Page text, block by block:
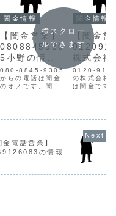
闇金情報
【闇金営業】
0808845930
5小野の情報
【迷惑電話】
080-8845-9305
からの電話は闇金
のオノです。闇金
して要求してくる
ヤミ金です。貸金
業登録もなく、信
ん。取り立て時は
闇金情報
【闇金営
株式会社
コの情報
惑電話】
0120-
の株式会社
は闇金です
しまうと、
報がヤミ金
業者に拡散
す。このよ
人情報を不
手し、電話
横スクロー
ルできます
金電話営業】
の情報